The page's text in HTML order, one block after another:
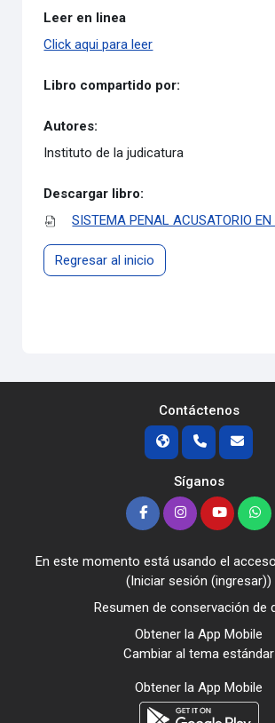
Leer en linea
Click aqui para leer
Libro compartido por:
Autores:
Instituto de la judicatura
Descargar libro:
SISTEMA PENAL ACUSATORIO
Regresar al inicio
Contáctenos
Síganos
En este momento está usando el
( Iniciar sesión (ingresar))
Resumen de conservación de
Obtener la App Mobile
Cambiar al tema estándar
Obtener la App Mobile